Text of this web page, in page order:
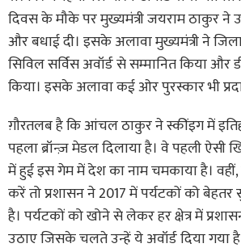
दिवस के मौके पर मुख्यमंत्री जयराम ठाकुर ने
और बधाई दी। इसके अलावा मुख्यमंत्री ने
सिविल सर्विस अवॉर्ड से सम्मानित किया और
किया। इसके अलावा कई ओर पुरस्कार भी
ग़ौरतलब है कि आंचल ठाकुर ने स्कींइग में
पहला ब्रॉन्ज़ मेडल दिलाया है। वे पहली ऐसी
में हुई इस गेम में देश का नाम चमकाया है।
करें तो प्रशासन ने 2017 में पर्यटकों को बेहतर
है। पर्यटकों को खोने से लेकर हर क्षेत्र में
उठाए जिसके चलते उन्हें ये अवॉर्ड दिया गया